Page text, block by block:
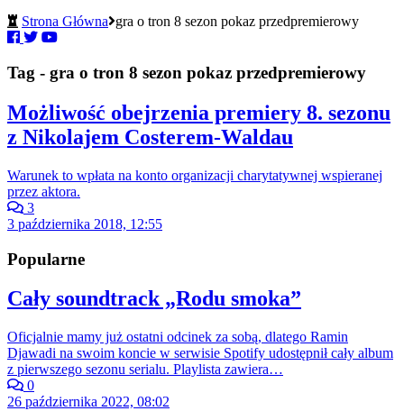
Strona Główna gra o tron 8 sezon pokaz przedpremierowy
Tag - gra o tron 8 sezon pokaz przedpremierowy
Możliwość obejrzenia premiery 8. sezonu
z Nikolajem Costerem-Waldau
Warunek to wpłata na konto organizacji charytatywnej wspieranej
przez aktora.
3
3 października 2018, 12:55
Popularne
Cały soundtrack „Rodu smoka”
Oficjalnie mamy już ostatni odcinek za sobą, dlatego Ramin
Djawadi na swoim koncie w serwisie Spotify udostępnił cały album
z pierwszego sezonu serialu. Playlista zawiera…
0
26 października 2022, 08:02